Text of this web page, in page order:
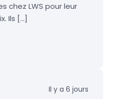
chez LWS pour leur
Ils […]
Il y a 6 jours